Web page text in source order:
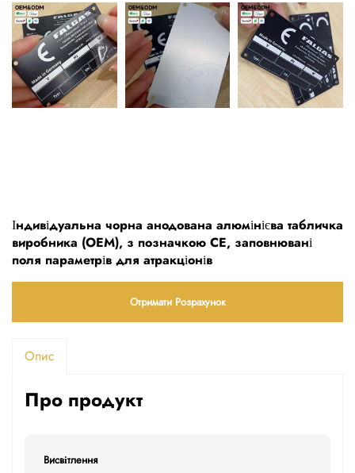
Індивідуальна чорна анодована алюмінієва табличка
виробника (OEM), з позначкою CE, заповнювані
поля параметрів для атракціонів
Отримати Розрахунок
Опис
Про продукт
Висвітлення